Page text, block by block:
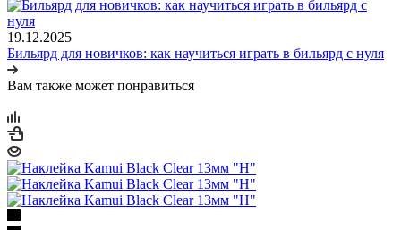
19.12.2025
Бильярд для новичков: как научиться играть в бильярд с нуля
Вам также может понравиться